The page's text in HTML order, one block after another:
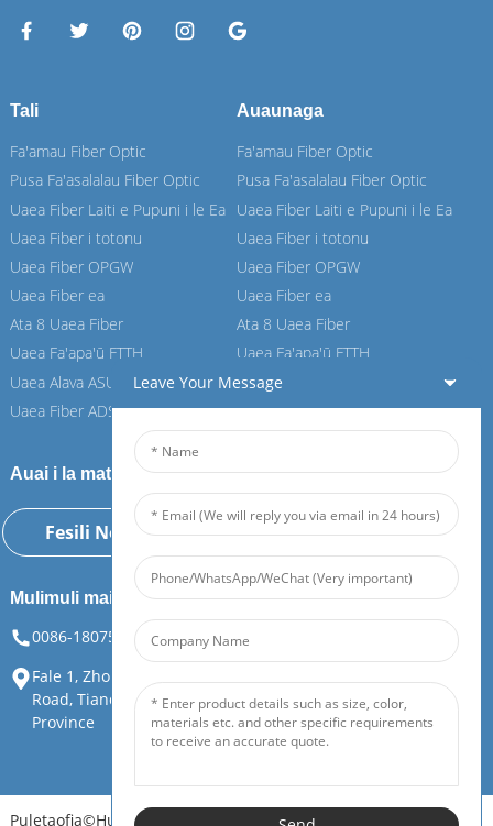
Tali
Fa'amau Fiber Optic
Pusa Fa'asalalau Fiber Optic
Uaea Fiber Laiti e Pupuni i le Ea
Uaea Fiber i totonu
Uaea Fiber OPGW
Uaea Fiber ea
Ata 8 Uaea Fiber
Uaea Fa'apa'ū FTTH
Uaea Alava ASU
Uaea Fiber ADSS
Auaunaga
Fa'amau Fiber Optic
Pusa Fa'asalalau Fiber Optic
Uaea Fiber Laiti e Pupuni i le Ea
Uaea Fiber i totonu
Uaea Fiber OPGW
Uaea Fiber ea
Ata 8 Uaea Fiber
Uaea Fa'apa'ū FTTH
Uaea Alava ASU
Uaea Fiber ADSS
Auai i la matou Feiboer
Fesili Nei
Mulimuli mai ia i matou
0086-18075108880
info@feiboer.com.cn
Fale 1, Zhongjianbaobao Mansion, Numera 30, Lianhu 3rd
Road, Tianding Street, Yuelu District, Changsha City, Hunan
Province
Puletaofia©Hunan Feibo Guangtong Communication Equipment
Leave Your Message